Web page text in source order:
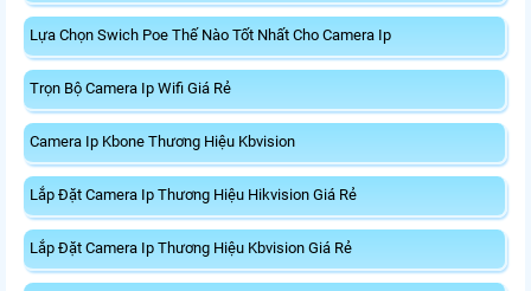
Lựa Chọn Swich Poe Thế Nào Tốt Nhất Cho Camera Ip
Trọn Bộ Camera Ip Wifi Giá Rẻ
Camera Ip Kbone Thương Hiệu Kbvision
Lắp Đặt Camera Ip Thương Hiệu Hikvision Giá Rẻ
Lắp Đặt Camera Ip Thương Hiệu Kbvision Giá Rẻ